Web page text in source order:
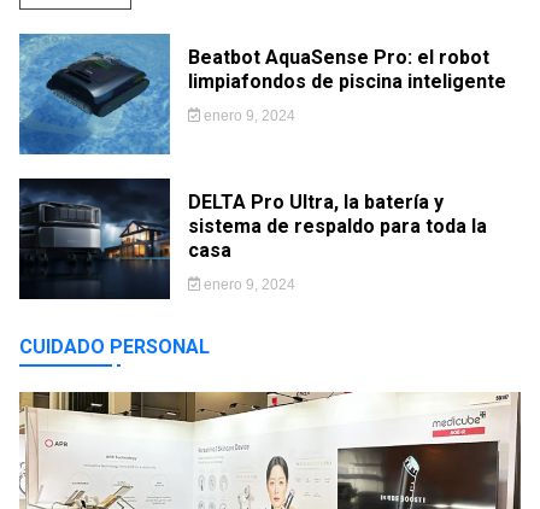
Beatbot AquaSense Pro: el robot
limpiafondos de piscina inteligente
enero 9, 2024
DELTA Pro Ultra, la batería y
sistema de respaldo para toda la
casa
enero 9, 2024
CUIDADO PERSONAL